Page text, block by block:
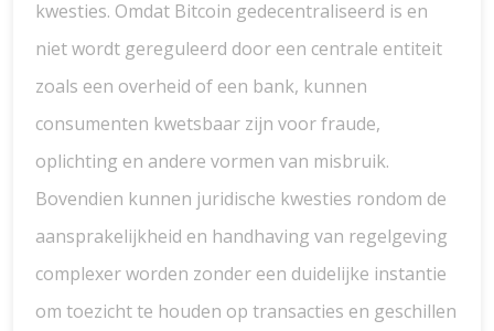
kwesties. Omdat Bitcoin gedecentraliseerd is en
niet wordt gereguleerd door een centrale entiteit
zoals een overheid of een bank, kunnen
consumenten kwetsbaar zijn voor fraude,
oplichting en andere vormen van misbruik.
Bovendien kunnen juridische kwesties rondom de
aansprakelijkheid en handhaving van regelgeving
complexer worden zonder een duidelijke instantie
om toezicht te houden op transacties en geschillen